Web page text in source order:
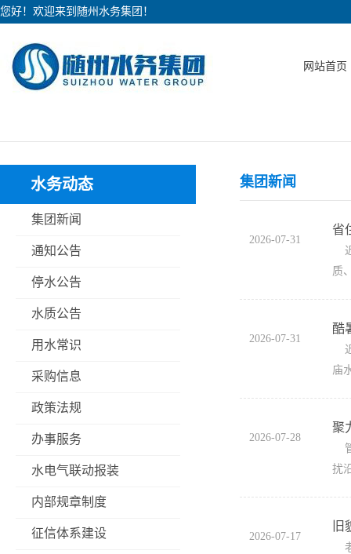
您好！欢迎来到随州水务集团！
网站首页
水务动态
集团新闻
通知公告
停水公告
水质公告
用水常识
采购信息
政策法规
办事服务
水电气联动报装
内部规章制度
征信体系建设
集团新闻
2026-07-31
省
质
2026-07-31
酷
近
庙
2026-07-28
聚
扰
2026-07-17